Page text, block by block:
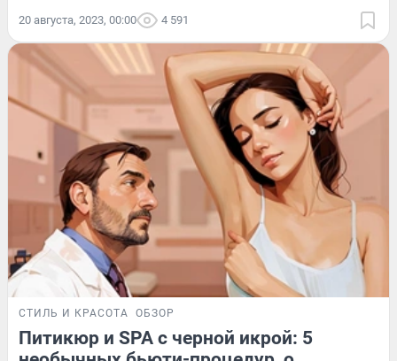
20 августа, 2023, 00:00 4 591
СТИЛЬ И КРАСОТА ОБЗОР
Питикюр и SPA с черной икрой: 5